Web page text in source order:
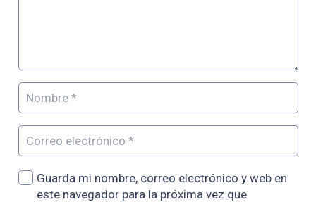
Guarda mi nombre, correo electrónico y web en
este navegador para la próxima vez que